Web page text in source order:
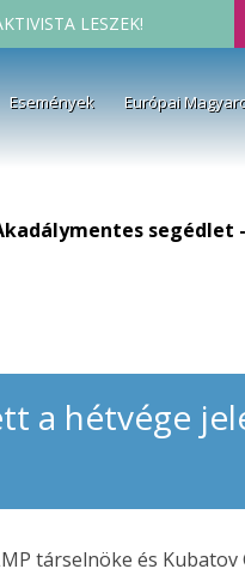
LESZEK!
Események Európai
segédlet
a hétvége
társelnöke és